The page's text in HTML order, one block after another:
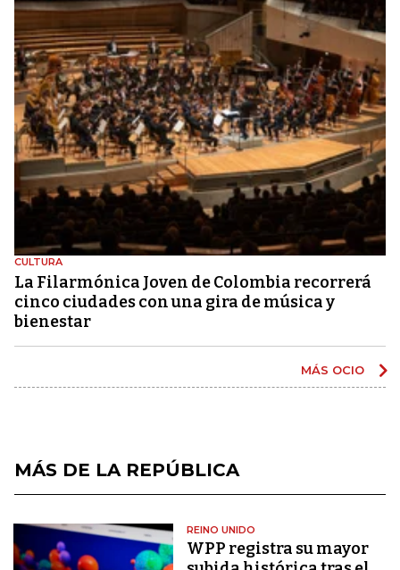
CULTURA
La Filarmónica Joven de Colombia recorrerá
cinco ciudades con una gira de música y
bienestar
MÁS OCIO
MÁS DE LA REPÚBLICA
REINO UNIDO
WPP registra su mayor